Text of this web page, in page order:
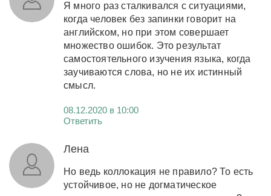
Я много раз сталкивался с ситуациями,
когда человек без запинки говорит на
английском, но при этом совершает
множество ошибок. Это результат
самостоятельного изучения языка, когда
заучиваются слова, но не их истинный
смысл.
08.12.2020 в 10:00
Ответить
Лена
Но ведь коллокация не правило? То есть
устойчивое, но не догматическое